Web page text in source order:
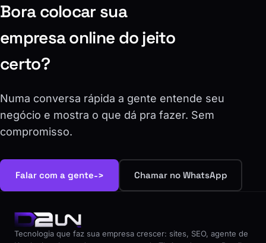
Bora colocar sua
empresa online do jeito
certo?
Numa conversa rápida a gente entende seu
negócio e mostra o que dá pra fazer. Sem
compromisso.
Falar com a gente-> Chamar no WhatsApp
Tecnologia que faz sua empresa crescer: sites, SEO, agente de